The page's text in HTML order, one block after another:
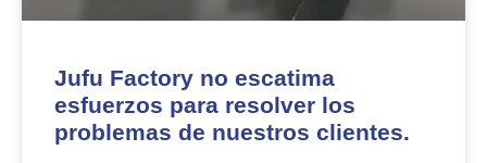
Jufu Factory no escatima
esfuerzos para resolver los
problemas de nuestros clientes.